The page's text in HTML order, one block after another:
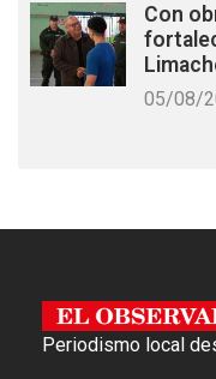
Con
05/08/
Periodismo local